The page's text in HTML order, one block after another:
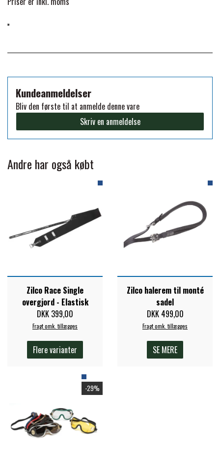
PREMIER EQUINE SADEL TILBEHØR
PREMIER EQUINE SADELUNDERLAG
PREMIER EQUINE PADS
PREMIER EQUINE BENBESKYTTELSE
BESKYTTELSE
PREMIER EQUINE KØLETERAPI
PREMIER EQUINE GROOMING & STALD
PREMIER EQUINE RYTTER
GP TACK
HEVARI
KÄLLQUIST EQUESTIAN
LEMIEUX
MUSTAD
PREMIER EQUINE
RACING TACK
Kundeanmeldelser
Bliv den første til at anmelde denne vare
Skriv en anmeldelse
Andre har også købt
Zilco Race Single
overgjord - Elastisk
DKK 399,00
Fragt omk. tillægges
Flere varianter
Zilco halerem til monté
sadel
DKK 499,00
Fragt omk. tillægges
SE MERE
-29%